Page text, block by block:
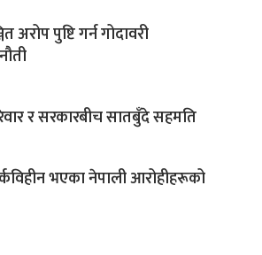
अरोप पुष्टि गर्न गोदावरी
र सरकारबीच सातबुँदे सहमति
भएका नेपाली आरोहीहरूको